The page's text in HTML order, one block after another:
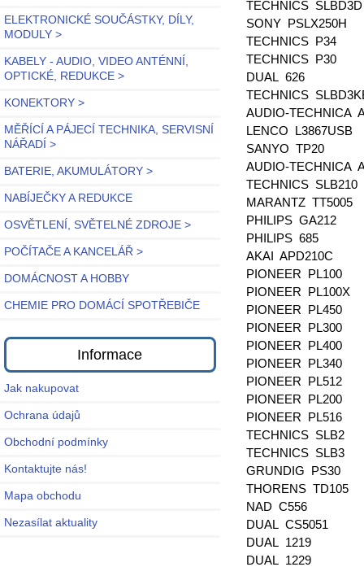
ELEKTRONICKÉ SOUČÁSTKY, DÍLY,
MODULY >
KABELY - AUDIO, VIDEO ANTÉNNÍ,
OPTICKÉ, REDUKCE >
KONEKTORY >
MĚŘÍCÍ A PÁJECÍ TECHNIKA, SERVISNÍ
NÁŘADÍ >
BATERIE, AKUMULÁTORY >
NABÍJEČKY A REDUKCE
OSVĚTLENÍ, SVĚTELNÉ ZDROJE >
POČÍTAČE A KANCELÁŘ >
DOMÁCNOST A HOBBY
CHEMIE PRO DOMÁCÍ SPOTŘEBIČE
Informace
Jak nakupovat
Ochrana údajů
Obchodní podmínky
Kontaktujte nás!
Mapa obchodu
Nezasílat aktuality
TECHNICS SLBD3D
SONY PSLX250H
TECHNICS P34
TECHNICS P30
DUAL 626
TECHNICS
AUDIO-TECHNICA
LENCO L3867USB
SANYO TP20
AUDIO-TECHNICA
TECHNICS SLB210
MARANTZ TT5005
PHILIPS GA212
PHILIPS 685
AKAI APD210C
PIONEER PL100
PIONEER PL100X
PIONEER PL450
PIONEER PL300
PIONEER PL400
PIONEER PL340
PIONEER PL512
PIONEER PL200
PIONEER PL516
TECHNICS SLB2
TECHNICS SLB3
GRUNDIG PS30
THORENS TD105
NAD C556
DUAL CS5051
DUAL 1219
DUAL 1229